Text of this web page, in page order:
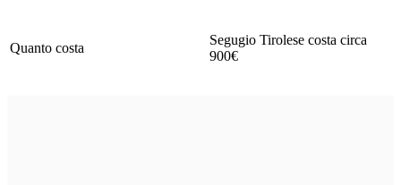
Quanto costa
Segugio Tirolese costa circa
900€